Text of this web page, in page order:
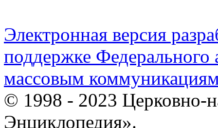
Электронная версия
поддержке Федерального
массовым
© 1998 - 2023 Церковно-
Энциклопедия».